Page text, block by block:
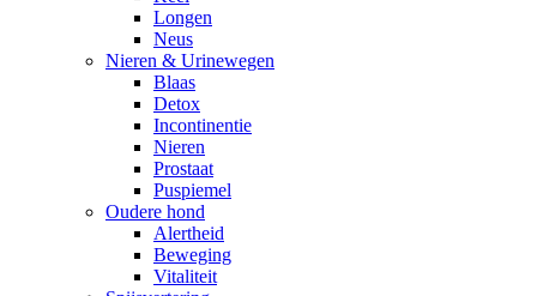
Longen
Neus
Nieren & Urinewegen
Blaas
Detox
Incontinentie
Nieren
Prostaat
Puspiemel
Oudere hond
Alertheid
Beweging
Vitaliteit